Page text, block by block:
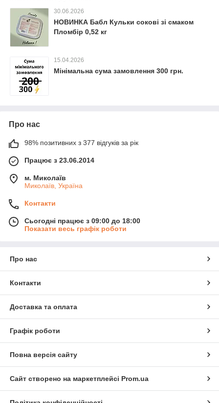
30.06.2026
НОВИНКА Бабл Кульки сокові зі смаком
Пломбір 0,52 кг
15.04.2026
Мінімальна сума замовлення 300 грн.
Про нас
98% позитивних з 377 відгуків за рік
Працює з 23.06.2014
м. Миколаїв
Миколаїв, Україна
Контакти
Сьогодні працює з 09:00 до 18:00
Показати весь графік роботи
Про нас
Контакти
Доставка та оплата
Графік роботи
Повна версія сайту
Сайт створено на маркетплейсі Prom.ua